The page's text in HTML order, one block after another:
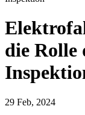
die Rolle
29 Feb, 2024